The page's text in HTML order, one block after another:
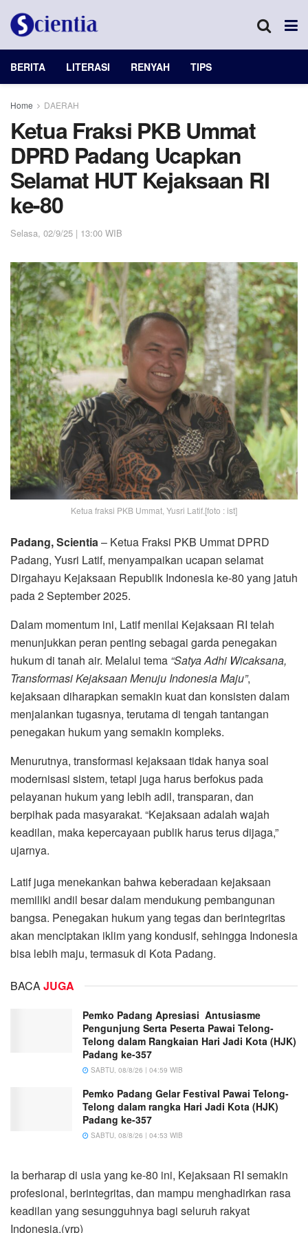
BERITA LITERASI RENYAH TIPS
Home DAERAH
Ketua Fraksi PKB Ummat
DPRD Padang Ucapkan
Selamat HUT Kejaksaan RI
ke-80
Selasa, 02/9/25 | 13:00 WIB
Ketua fraksi PKB Ummat, Yusri Latif.[foto : ist]
Padang, Scientia– Ketua Fraksi PKB Ummat DPRD
Padang, Yusri Latif, menyampaikan ucapan selamat
Dirgahayu Kejaksaan Republik Indonesia ke-80 yang jatuh
pada 2 September 2025.
Dalam momentum ini, Latif menilai Kejaksaan RI telah
menunjukkan peran penting sebagai garda penegakan
hukum di tanah air. Melalui tema “Satya Adhi Wicaksana,
Transformasi Kejaksaan Menuju Indonesia Maju”,
kejaksaan diharapkan semakin kuat dan konsisten dalam
menjalankan tugasnya, terutama di tengah tantangan
penegakan hukum yang semakin kompleks.
Menurutnya, transformasi kejaksaan tidak hanya soal
modernisasi sistem, tetapi juga harus berfokus pada
pelayanan hukum yang lebih adil, transparan, dan
berpihak pada masyarakat. “Kejaksaan adalah wajah
keadilan, maka kepercayaan publik harus terus dijaga,”
ujarnya.
Latif juga menekankan bahwa keberadaan kejaksaan
memiliki andil besar dalam mendukung pembangunan
bangsa. Penegakan hukum yang tegas dan berintegritas
akan menciptakan iklim yang kondusif, sehingga Indonesia
bisa lebih maju, termasuk di Kota Padang.
BACAJUGA
Pemko Padang Apresiasi Antusiasme
Pengunjung Serta Peserta Pawai Telong-
Telong dalam Rangkaian Hari Jadi Kota (HJK)
Padang ke-357
SABTU, 08/8/26 | 04:59 WIB
Pemko Padang Gelar Festival Pawai Telong-
Telong dalam rangka Hari Jadi Kota (HJK)
Padang ke-357
SABTU, 08/8/26 | 04:53 WIB
Ia berharap di usia yang ke-80 ini, Kejaksaan RI semakin
profesional, berintegritas, dan mampu menghadirkan rasa
keadilan yang sesungguhnya bagi seluruh rakyat
Indonesia.(yrp)